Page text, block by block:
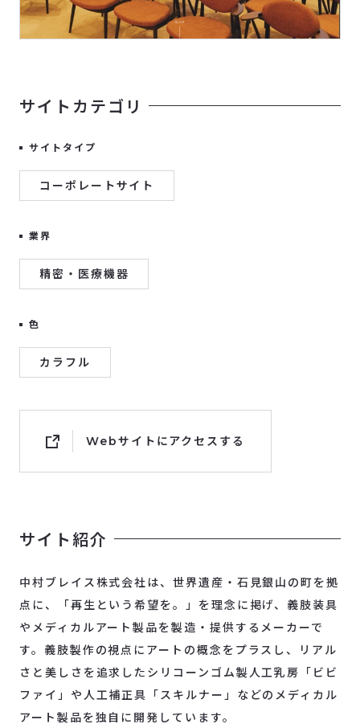
サイトカテゴリ
サイトタイプ
コーポレートサイト
業界
精密・医療機器
色
カラフル
Webサイトにアクセスする
サイト紹介
中村ブレイス株式会社は、世界遺産・石見銀山の町を拠
点に、「再生という希望を。」を理念に掲げ、義肢装具
やメディカルアート製品を製造・提供するメーカーで
す。義肢製作の視点にアートの概念をプラスし、リアル
さと美しさを追求したシリコーンゴム製人工乳房「ビビ
ファイ」や人工補正具「スキルナー」などのメディカル
アート製品を独自に開発しています。